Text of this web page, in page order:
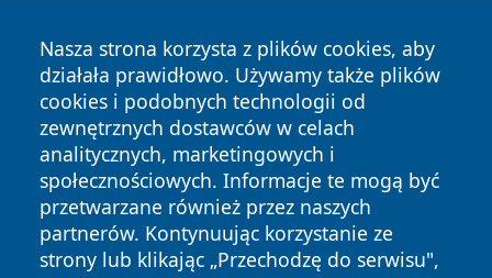
Nasza strona korzysta z plików cookies, aby
działała prawidłowo. Używamy także plików
cookies i podobnych technologii od
zewnętrznych dostawców w celach
analitycznych, marketingowych i
społecznościowych. Informacje te mogą być
przetwarzane również przez naszych
partnerów. Kontynuując korzystanie ze
strony lub klikając „Przechodzę do serwisu",
Copyright © 2026 zyrardowski24.pl Wszystkie prawa
zastrzeżone.
News Autorzy
Polityka
Prywatności
Polityka
Cookies